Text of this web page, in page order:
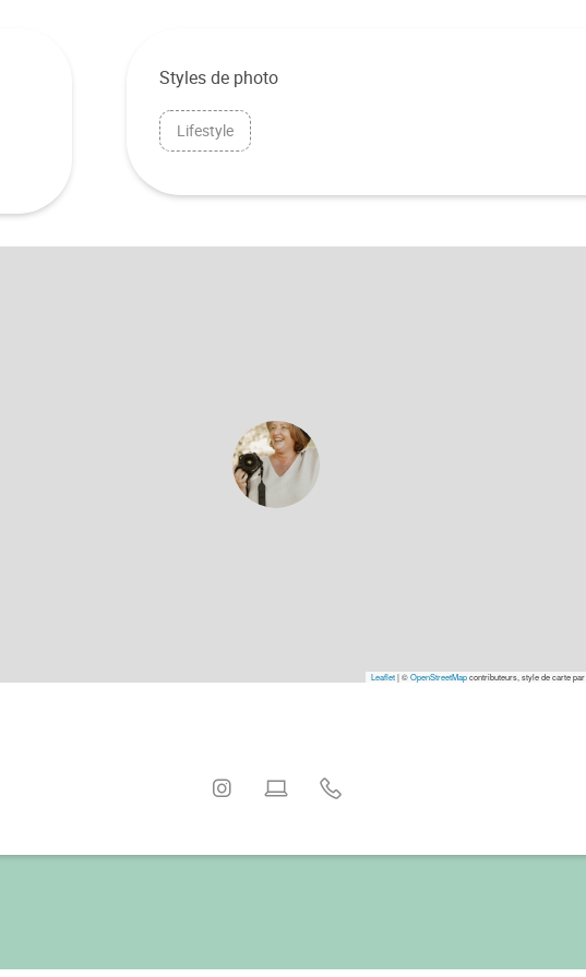
Styles de photo
Lifestyle
Leaflet|©OpenStreetMapcontributeurs, style de carte par